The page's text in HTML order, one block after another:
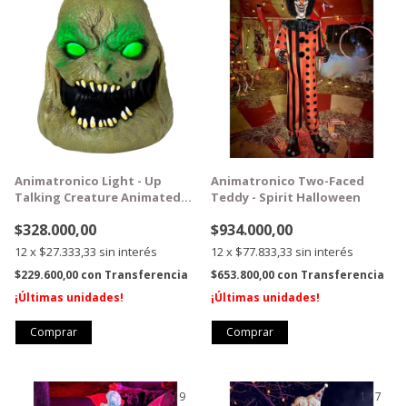
Animatronico Light - Up
Talking Creature Animated
$328.000,00
12x $27.333,33 sin interés
$229.600,00 con Transferencia
¡Últimas unidades!
Animatronico Two-Faced
Teddy - Spirit Halloween
$934.000,00
12x $77.833,33 sin interés
$653.800,00 con Transferencia
¡Últimas unidades!
1/9
GRATIS 1 /7
GRATIS